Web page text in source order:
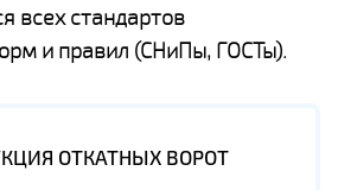
всех стандартов
и правил (СНиПы, ГОСТы).
ОТКАТНЫХ ВОРОТ